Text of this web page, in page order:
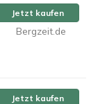
Jetzt kaufen
Bergzeit.de
Jetzt kaufen